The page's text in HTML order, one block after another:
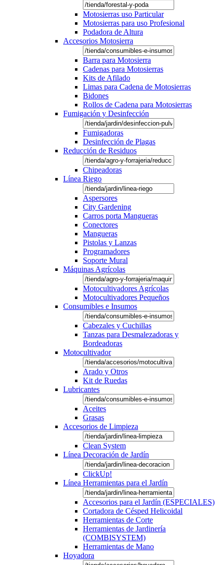
Motosierras uso Particular
Motosierras para uso Profesional
Podadora de Altura
Accesorios Motosierra
Barra para Motosierra
Cadenas para Motosierras
Kits de Afilado
Limas para Cadena de Motosierras
Bidones
Rollos de Cadena para Motosierras
Fumigación y Desinfección
Fumigadoras
Desinfección de Plagas
Reducción de Residuos
Chipeadoras
Línea Riego
Aspersores
City Gardening
Carros porta Mangueras
Conectores
Mangueras
Pistolas y Lanzas
Programadores
Soporte Mural
Máquinas Agrícolas
Motocultivadores Agrícolas
Motocultivadores Pequeños
Consumibles e Insumos
Cabezales y Cuchillas
Tanzas para Desmalezadoras y
Bordeadoras
Motocultivador
Arado y Otros
Kit de Ruedas
Lubricantes
Aceites
Grasas
Accesorios de Limpieza
Clean System
Línea Decoración de Jardín
ClickUp!
Línea Herramientas para el Jardín
Accesorios para el Jardín (ESPECIALES)
Cortadora de Césped Helicoidal
Herramientas de Corte
Herramientas de Jardinería
(COMBISYSTEM)
Herramientas de Mano
Hoyadora